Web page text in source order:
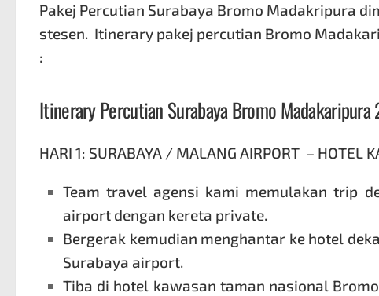
Pakej Percutian Surabaya Bromo Madakripura
stesen. Itinerary pakej percutian Bromo
:
Itinerary Percutian Surabaya Bromo Madakaripura
HARI 1: SURABAYA / MALANG AIRPORT – HOTEL
Team travel agensi kami memulakan trip
airport dengan kereta private.
Bergerak kemudian menghantar ke hotel
Surabaya airport.
Tiba di hotel kawasan taman nasional